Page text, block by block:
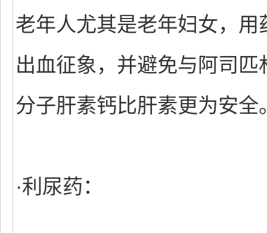
老年人尤其是老年妇女，
出血征象，并避免与阿司
分子肝素钙比肝素更为安全
·利尿药：